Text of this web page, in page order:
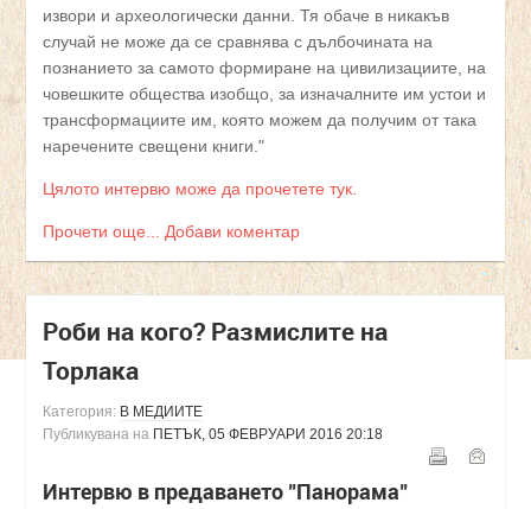
извори и археологически данни. Тя обаче в никакъв
случай не може да се сравнява с дълбочината на
познанието за самото формиране на цивилизациите, на
човешките общества изобщо, за изначалните им устои и
трансформациите им, която можем да получим от така
наречените свещени книги."
Цялото интервю може да прочетете тук.
Прочети още... Добави коментар
Роби на кого? Размислите на
Торлака
Категория: В МЕДИИТЕ
Публикувана на ПЕТЪК, 05 ФЕВРУАРИ 2016 20:18
Интервю в предаването "Панорама"